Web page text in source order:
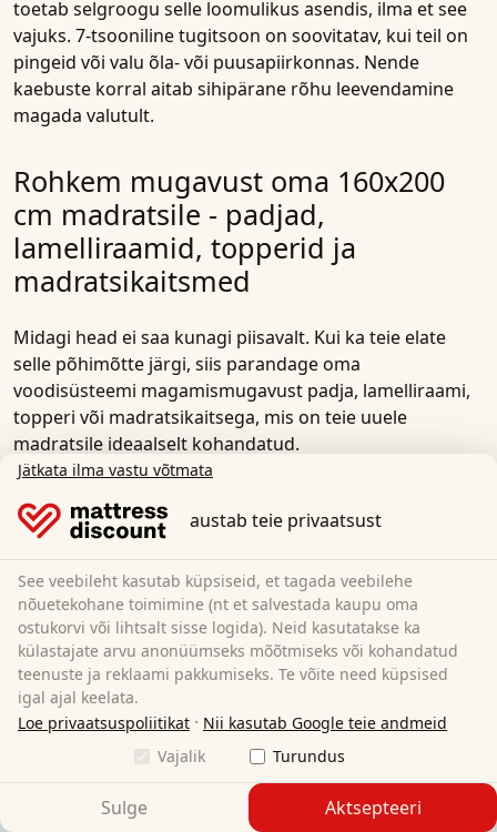
toetab selgroogu selle loomulikus asendis, ilma et see
vajuks. 7-tsooniline tugitsoon on soovitatav, kui teil on
pingeid või valu õla- või puusapiirkonnas. Nende
kaebuste korral aitab sihipärane rõhu leevendamine
magada valutult.
Rohkem mugavust oma 160x200
cm madratsile - padjad,
lamelliraamid, topperid ja
madratsikaitsmed
Midagi head ei saa kunagi piisavalt. Kui ka teie elate
selle põhimõtte järgi, siis parandage oma
voodisüsteemi magamismugavust padja, lamelliraami,
topperi või madratsikaitsega, mis on teie uuele
madratsile ideaalselt kohandatud.
võib sinu magamist oluliselt parandada ja mugavamaks
muuta. Siiski on see vaid osaliselt vastutav voodis
magamise kvaliteedi eest. Teine osa on hea lamelliraam,
mugav padi ja vajaduse korral täiendav madratsitopper.
Meie veebipoest leiad kõik, mida vajad hea une ja une
kvaliteedi parandamiseks. Avastage meie ulatuslik valik
taskukohaseid
lamelliraamid madratsipealsed
madratsikaitsmed,padjadjakaelatugipadjad.
Jätkata ilma vastu võtmata
austab teie privaatsust
See veebileht kasutab küpsiseid, et tagada veebilehe
nõuetekohane toimimine (nt et salvestada kaupu oma
ostukorvi või lihtsalt sisse logida). Neid kasutatakse ka
külastajate arvu anonüümseks mõõtmiseks või kohandatud
teenuste ja reklaami pakkumiseks. Te võite need küpsised
igal ajal keelata.
Loe privaatsuspoliitikat · Nii kasutab Google teie andmeid
Vajalik
Turundus
Sulge Aktsepteeri